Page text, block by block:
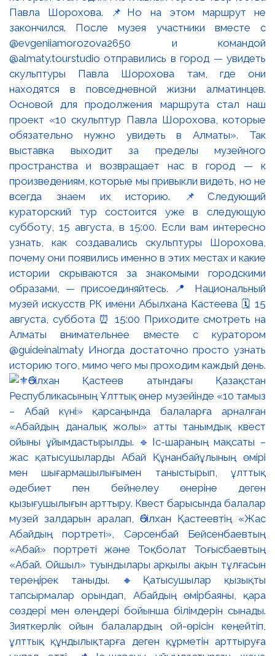
Павла Шорохова. 📌Но на этом маршрут не
закончился. После музея участники вместе с
@evgeniiamorozova2650 и командой
@almaty.tourstudio отправились в город — увидеть
скульптуры Павла Шорохова там, где они
находятся в повседневной жизни алматинцев.
Основой для продолжения маршрута стал наш
проект «10 скульптур Павла Шорохова, которые
обязательно нужно увидеть в Алматы». Так
выставка выходит за пределы музейного
пространства и возвращает нас в город — к
произведениям, которые мы привыкли видеть, но не
всегда знаем их историю. 📌Следующий
кураторский тур состоится уже в следующую
субботу, 15 августа, в 15:00. Если вам интересно
узнать, как создавались скульптуры Шорохова,
почему они появились именно в этих местах и какие
истории скрываются за знакомыми городскими
образами, — присоединяйтесь. 📍 Национальный
музей искусств РК имени Абылхана Кастеева 🗓 15
августа, суббота ⏰ 15:00 Приходите смотреть на
Алматы внимательнее вместе с куратором
@guideinalmaty Иногда достаточно просто узнать
историю того, мимо чего мы проходим каждый день.